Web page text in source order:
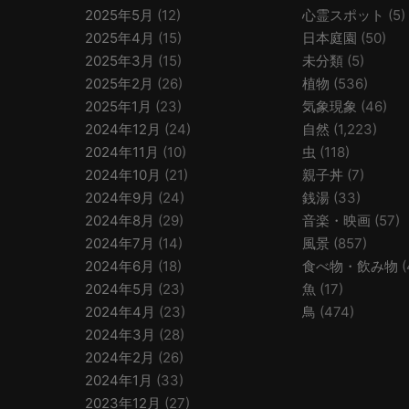
2025年5月 (12)
2025年4月 (15)
2025年3月 (15)
2025年2月 (26)
2025年1月 (23)
2024年12月 (24)
2024年11月 (10)
2024年10月 (21)
2024年9月 (24)
2024年8月 (29)
2024年7月 (14)
2024年6月 (18)
2024年5月 (23)
2024年4月 (23)
2024年3月 (28)
2024年2月 (26)
2024年1月 (33)
2023年12月 (27)
心霊スポット (5)
日本庭園 (50)
未分類 (5)
植物 (536)
気象現象 (46)
自然 (1,223)
虫 (118)
親子丼 (7)
銭湯 (33)
音楽・映画 (57)
風景 (857)
食べ物・飲み物
魚 (17)
鳥 (474)